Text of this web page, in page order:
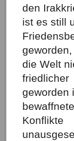
den
ist es still
die Welt
friedlicher
geworden
bewaffnete
Konflikte